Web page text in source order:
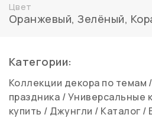
Цвет
Оранжевый,Зелёный,
Категории:
Коллекции декора по темам /
праздника /Универсальные
купить / Джунгли / Каталог /